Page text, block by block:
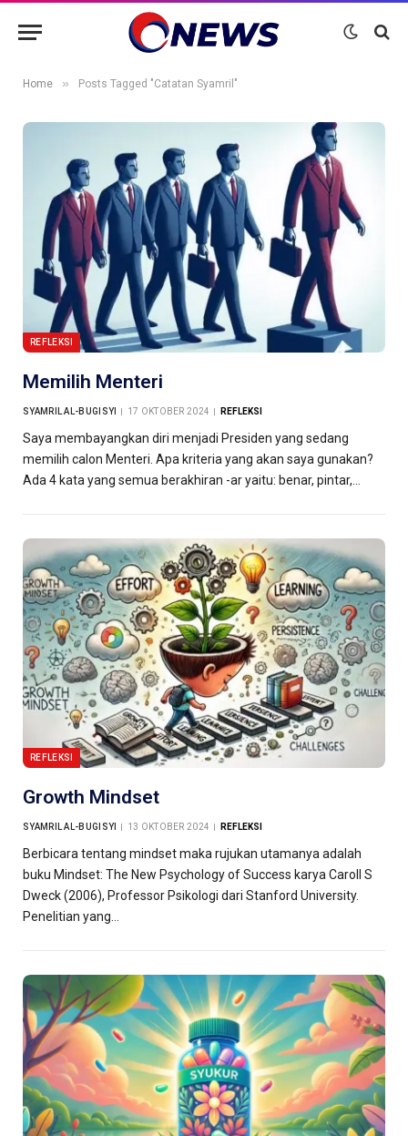
Home » Posts Tagged "Catatan Syamril"
REFLEKSI
Memilih Menteri
SYAMRIL AL-BUGISYI 17 OKTOBER 2024 REFLEKSI
Saya membayangkan diri menjadi Presiden yang sedang
memilih calon Menteri. Apa kriteria yang akan saya gunakan?
Ada 4 kata yang semua berakhiran -ar yaitu: benar, pintar,…
REFLEKSI
Growth Mindset
SYAMRIL AL-BUGISYI 13 OKTOBER 2024 REFLEKSI
Berbicara tentang mindset maka rujukan utamanya adalah
buku Mindset: The New Psychology of Success karya Caroll S
Dweck (2006), Professor Psikologi dari Stanford University.
Penelitian yang…